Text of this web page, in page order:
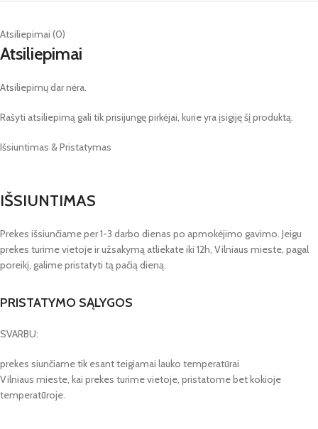
Atsiliepimai (0)
Atsiliepimai
Atsiliepimų dar nėra.
Rašyti atsiliepimą gali tik prisijungę pirkėjai, kurie yra įsigiję šį produktą.
Išsiuntimas & Pristatymas
IŠSIUNTIMAS
Prekes išsiunčiame per 1-3 darbo dienas po apmokėjimo gavimo. Jeigu
prekes turime vietoje ir užsakymą atliekate iki 12h, Vilniaus mieste, pagal
poreikį, galime pristatyti tą pačią dieną.
PRISTATYMO SĄLYGOS
SVARBU:
prekes siunčiame tik esant teigiamai lauko temperatūrai
Vilniaus mieste, kai prekes turime vietoje, pristatome bet kokioje
temperatūroje.